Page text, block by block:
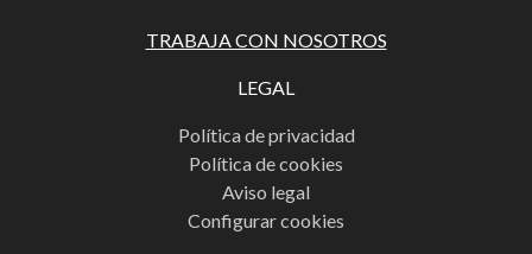
TRABAJA CON NOSOTROS
LEGAL
Política de privacidad
Política de cookies
Aviso legal
Configurar cookies